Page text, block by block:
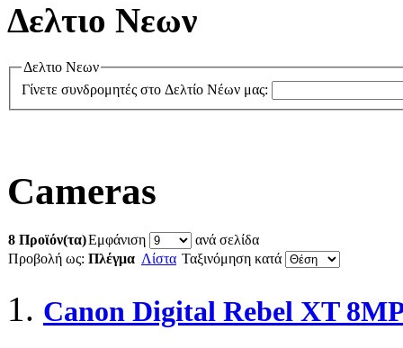
Δελτιο Νεων
Δελτιο Νεων
Γίνετε συνδρομητές στο Δελτίο Νέων μας:
Cameras
8 Προϊόν(τα)Εμφάνιση
ανά σελίδα
Προβολή ως: Πλέγμα Λίστα Ταξινόμηση κατά
Canon Digital Rebel XT